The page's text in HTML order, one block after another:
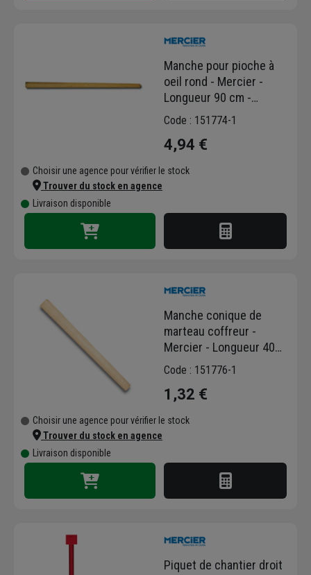
Manche pour pioche à
oeil rond - Mercier -
Longueur 90 cm -
Diamètre 50 mm - Bois
Code : 151774-1
4,94 €
Choisir une agence pour vérifier le stock
Trouver du stock en agence
Livraison disponible
Manche conique de
marteau coffreur -
Mercier - Longueur 40
cm - Diamètre 39 x 29
Code : 151776-1
1,32 €
Choisir une agence pour vérifier le stock
Trouver du stock en agence
Livraison disponible
Piquet de chantier droit